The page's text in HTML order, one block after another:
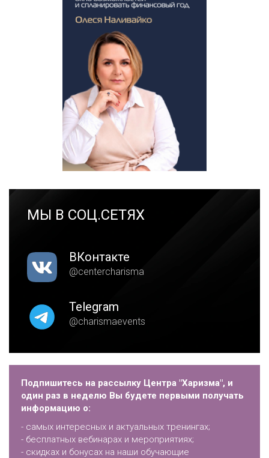
МЫ В СОЦ.СЕТЯХ
ВКонтакте
@centercharisma
Telegram
@charismaevents
Подпишитесь на рассылку Центра "Харизма", и
один раз в неделю Вы будете первыми получать
информацию о:
- самых интересных и актуальных тренингах;
- бесплатных вебинарах и мероприятиях;
- скидках и бонусах на наши обучающие